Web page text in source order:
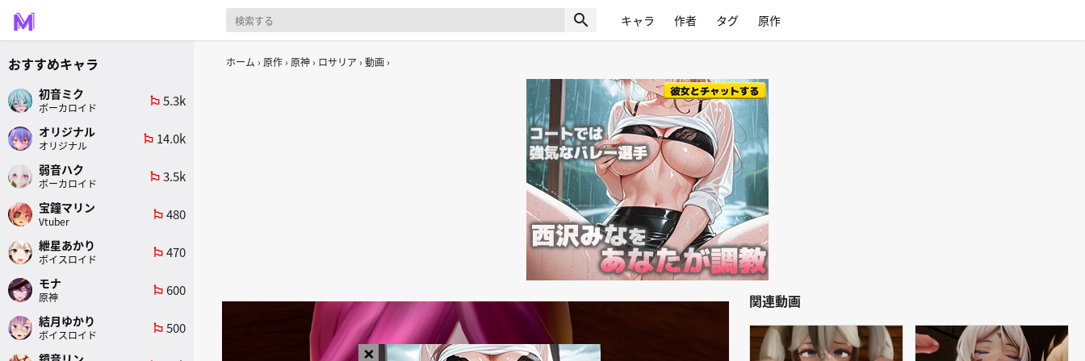
search キャラ 作者 タグ 原作
ホーム 原作 原神 ロサリア 動画
×
関連動画
おすすめキャラ
初音ミク
ボーカロイド
emoji_flags 5.3k
オリジナル
オリジナル
emoji_flags 14.0k
弱音ハク
ボーカロイド
emoji_flags 3.5k
宝鐘マリン
Vtuber
emoji_flags 480
紲星あかり
ボイスロイド
emoji_flags 470
モナ
原神
emoji_flags 600
結月ゆかり
ボイスロイド
emoji_flags 500